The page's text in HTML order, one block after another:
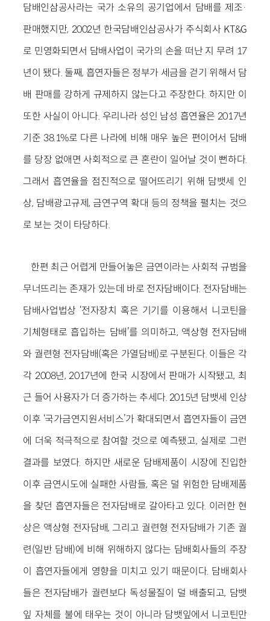
담배인삼공사라는 국가 소유의 공기업에서 담배를 제조·
판매했지만, 2002년 한국담배인삼공사가 주식회사 KT&G
로 민영화되면서 담배사업이 국가의 손을 떠난 지 무려 17
년이 됐다. 둘째, 흡연자들은 정부가 세금을 걷기 위해서 담
배 판매를 강하게 규제하지 않는다고 주장한다. 하지만 이
또한 사실이 아니다. 우리나라 성인 남성 흡연율은 2017년
기준 38.1%로 다른 나라에 비해 매우 높은 편이어서 담배
를 당장 없애면 사회적으로 큰 혼란이 일어날 것이 뻔하다.
그래서 흡연율을 점진적으로 떨어뜨리기 위해 담뱃세 인
상, 담배광고규제, 금연구역 확대 등의 정책을 펼치는 것으
로 보는 것이 타당하다.
한편 최근 어렵게 만들어놓은 금연이라는 사회적 규범을
무너뜨리는 존재가 있는데 바로 전자담배이다. 전자담배는
담배사업법상 ‘전자장치 혹은 기기를 이용해서 니코틴을
기체형태로 흡입하는 담배’를 의미하고, 액상형 전자담배
와 궐련형 전자담배(혹은 가열담배)로 구분된다. 이들은 각
각 2008년, 2017년에 한국 시장에서 판매가 시작됐고, 최
근 들어 사용자가 더 증가하는 추세다. 2015년 담뱃세 인상
이후 ‘국가금연지원서비스’가 확대되면서 흡연자들이 금연
에 더욱 적극적으로 참여할 것으로 예측됐고, 실제로 그런
결과를 보였다. 하지만 새로운 담배제품이 시장에 진입한
이후 금연시도에 실패한 사람들, 혹은 덜 위험한 담배제품
을 찾던 흡연자들은 전자담배로 갈아타고 있다. 이러한 현
상은 액상형 전자담배, 그리고 궐련형 전자담배가 기존 궐
련(일반 담배)에 비해 위해하지 않다는 담배회사들의 주장
이 흡연자들에게 영향을 미치고 있기 때문이다. 담배회사
들은 전자담배가 궐련보다 독성물질이 덜 배출되고, 담뱃
잎 자체를 불에 태우는 것이 아니라 담뱃잎에서 니코틴만